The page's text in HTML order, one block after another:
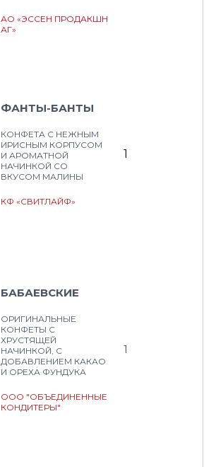
АО «ЭССЕН ПРОДАКШН
АГ»
ФАНТЫ-БАНТЫ
КОНФЕТА С НЕЖНЫМ
ИРИСНЫМ КОРПУСОМ
И АРОМАТНОЙ
НАЧИНКОЙ СО
ВКУСОМ МАЛИНЫ
КФ «СВИТЛАЙФ»
1
БАБАЕВСКИЕ
ОРИГИНАЛЬНЫЕ
КОНФЕТЫ С
ХРУСТЯЩЕЙ
НАЧИНКОЙ, С
ДОБАВЛЕНИЕМ КАКАО
И ОРЕХА ФУНДУКА
ООО "ОБЪЕДИНЕННЫЕ
КОНДИТЕРЫ"
1